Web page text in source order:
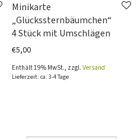
Minikarte
„Glückssternbäumchen“
4 Stück mit Umschlägen
€5,00
Enthält 19% MwSt., zzgl. Versand
Lieferzeit: ca. 3-4 Tage